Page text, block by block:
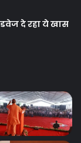
दे रहा ये खास